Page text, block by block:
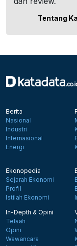
Tentang
Berita
Nasional
Industri
Internasional
Energi
Ekonopedia
Sejarah Ekonomi
Profil
Istilah Ekonomi
In-Depth & Opini
Telaah
Opini
Wawancara